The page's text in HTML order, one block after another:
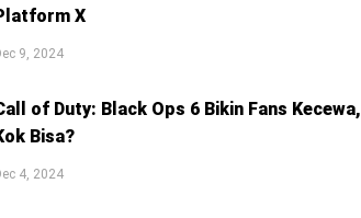
X
9, 2024
of Duty: Black Ops 6 Bikin Fans Kecewa,
Bisa?
4, 2024